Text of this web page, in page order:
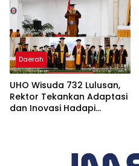
Daerah
UHO Wisuda 732 Lulusan,
Rektor Tekankan Adaptasi
dan Inovasi Hadapi